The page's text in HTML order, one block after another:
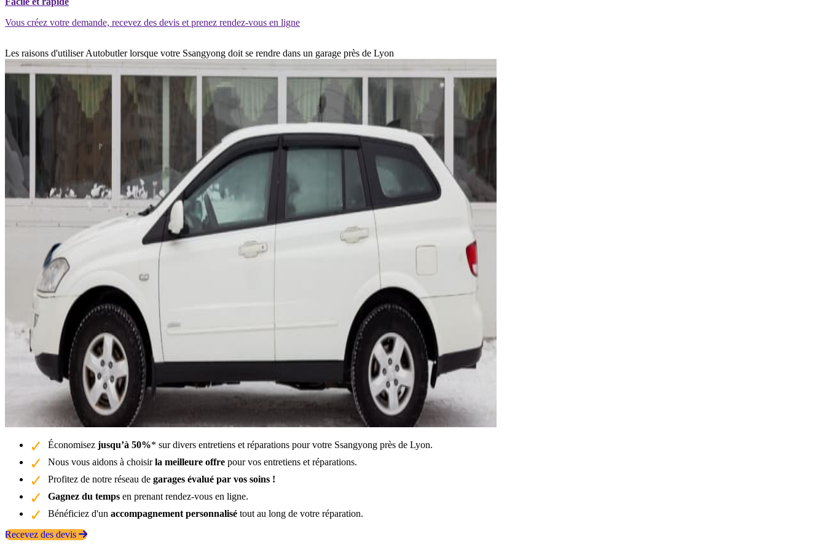
Vous créez votre demande, recevez des devis et prenez rendez-vous en ligne
Les raisons d'utiliser Autobutler lorsque votre Ssangyong doit se rendre dans un garage près de Lyon
Économisez jusqu’à 50%* sur divers entretiens et réparations pour votre Ssangyong près de Lyon.
Nous vous aidons à choisirla meilleure offre pour vos entretiens et réparations.
Profitez de notre réseau de garages évalué par vos soins !
Gagnez du temps en prenant rendez-vous en ligne.
Bénéficiez d'un accompagnement personnalisé tout au long de votre réparation.
Recevez des devis